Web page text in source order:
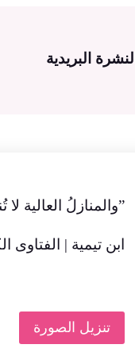
النشرة البريدية
‏”والمنازلُ العالية لا
ابن تيمية | الفتاوى
تنزيل الصورة